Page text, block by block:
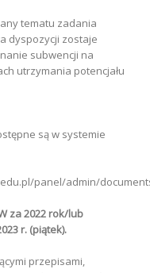
tematu zadania
dyspozycji zostaje
subwencji na
utrzymania potencjału
są w systemie
panel/admin/
za 2022 rok/lub
r. (piątek).
przepisami,